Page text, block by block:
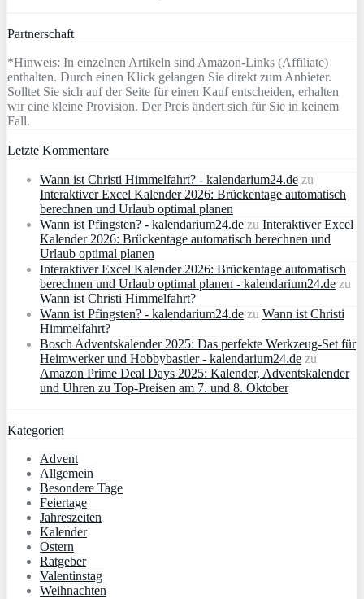
Partnerschaft
*Hinweis: In einzelnen Artikeln sind Amazon-Links (Affiliate)
enthalten. Durch einen Klick gelangen Sie direkt zum Anbieter.
Solltet Sie sich auf der Seite für einen Kauf entscheiden, erhalten
wir eine kleine Provision. Der Preis ändert sich für Sie in keinem
Fall.
Letzte Kommentare
Wann ist Christi Himmelfahrt? - kalendarium24.de zu
Interaktiver Excel Kalender 2026: Brückentage automatisch
berechnen und Urlaub optimal planen
Wann ist Pfingsten? - kalendarium24.de zu Interaktiver Excel
Kalender 2026: Brückentage automatisch berechnen und
Urlaub optimal planen
Interaktiver Excel Kalender 2026: Brückentage automatisch
berechnen und Urlaub optimal planen - kalendarium24.de zu
Wann ist Christi Himmelfahrt?
Wann ist Pfingsten? - kalendarium24.de zu Wann ist Christi
Himmelfahrt?
Bosch Adventskalender 2025: Das perfekte Werkzeug-Set für
Heimwerker und Hobbybastler - kalendarium24.de zu
Amazon Prime Deal Days 2025: Kalender, Adventskalender
und Uhren zu Top-Preisen am 7. und 8. Oktober
Kategorien
Advent
Allgemein
Besondere Tage
Feiertage
Jahreszeiten
Kalender
Ostern
Ratgeber
Valentinstag
Weihnachten